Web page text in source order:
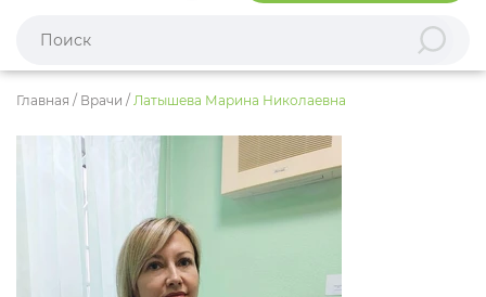
Главная / Врачи / Латышева Марина Николаевна